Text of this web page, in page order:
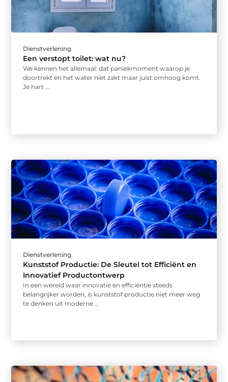
Dienstverlening
Een verstopt toilet: wat nu?
We kennen het allemaal: dat paniekmoment waarop je
doortrekt en het water niet zakt maar juist omhoog komt.
Je hart ...
Dienstverlening
Kunststof Productie: De Sleutel tot Efficiënt en
Innovatief Productontwerp
In een wereld waar innovatie en efficiëntie steeds
belangrijker worden, is kunststof productie niet meer weg
te denken uit moderne ...